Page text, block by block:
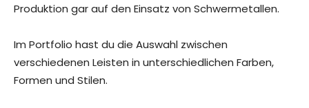
Produktion gar auf den Einsatz von Schwermetallen.
Im Portfolio hast du die Auswahl zwischen
verschiedenen Leisten in unterschiedlichen Farben,
Formen und Stilen.